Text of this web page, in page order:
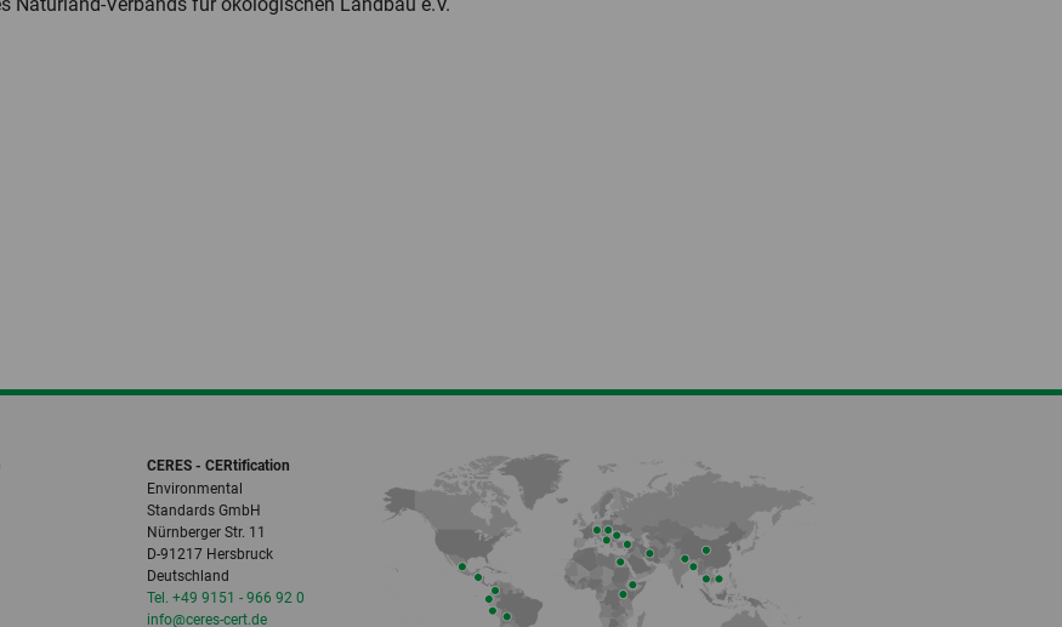
CERES - CERtification
Environmental
Standards GmbH
Nürnberger Str. 11
D-91217 Hersbruck
Deutschland
Tel. +49 9151 - 966 92 0
info‎@‎ceres-cert.de